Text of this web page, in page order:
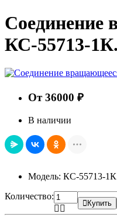
Соединение
КС-55713-
От 36000 ₽
В наличии
Модель: КС-55713-
Количество:
Купить